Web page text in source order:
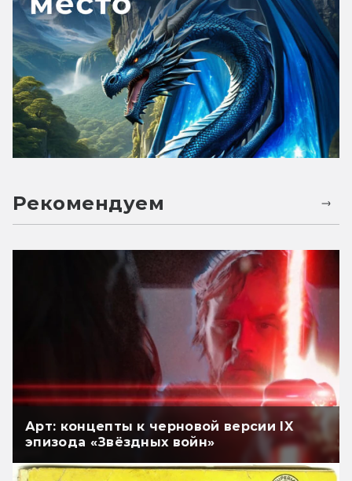
Рекомендуем
Арт: концепты к черновой версии IX
эпизода «Звёздных войн»